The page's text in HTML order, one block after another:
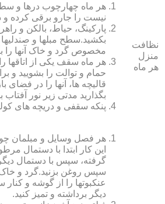
نظافت
منزل
هر ماه
هر ماه چهارچوب درها و
نیست را جارو برقی کرده و
پارکینگ، حیاط، بالکن و
بکشید.سطح مبل‏ها و
مخصوص گرد و خاک آنها را
هر ماه سقف یکی از اتاق‏ها
حمام و توالت را بشویید و
قالیچه‏ ها، آنها را در فضای
بگذارید مدتی زیر نور آفتاب
پنکه سقفی و دریچه‏ های
هر فصل وسایل و مبلمان
این کار ابتدا با دستمال
گرفته، سپس با دستمال
سپس روغن بزنید.گرد و خاک
عنکبوت‏ها را از گوشه و
دیگر برداشته و تمیز کنید.